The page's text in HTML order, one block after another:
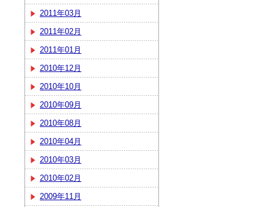
2011年03月
2011年02月
2011年01月
2010年12月
2010年10月
2010年09月
2010年08月
2010年04月
2010年03月
2010年02月
2009年11月